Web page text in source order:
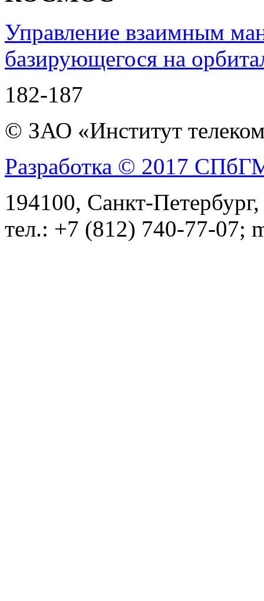
Управление взаимным
базирующегося на
182-187
© ЗАО «Институт
Разработка © 2017
194100, Санкт-
тел.: +7 (812) 740-77-07;